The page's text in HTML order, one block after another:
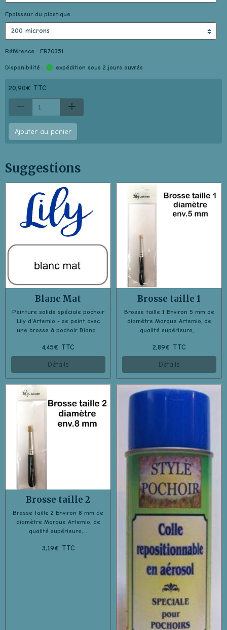
Epaisseur du plastique
Référence : FR70351
Disponibilité : expédition sous 2 jours ouvrés
20,90€ TTC
Ajouter au panier
Suggestions
Blanc Mat
Peinture solide spéciale pochoir
Lily d'Artemio - se peint avec
une brosse à pochoir Blanc...
4,45€ TTC
Détails
Brosse taille 1
Brosse taille 1 Environ 5 mm de
diamètre Marque Artemio, de
qualité supérieure,...
2,89€ TTC
Détails
Brosse taille 2
Brosse taille 2 Environ 8 mm de
diamètre Marque Artemio, de
qualité supérieure,...
3,19€ TTC